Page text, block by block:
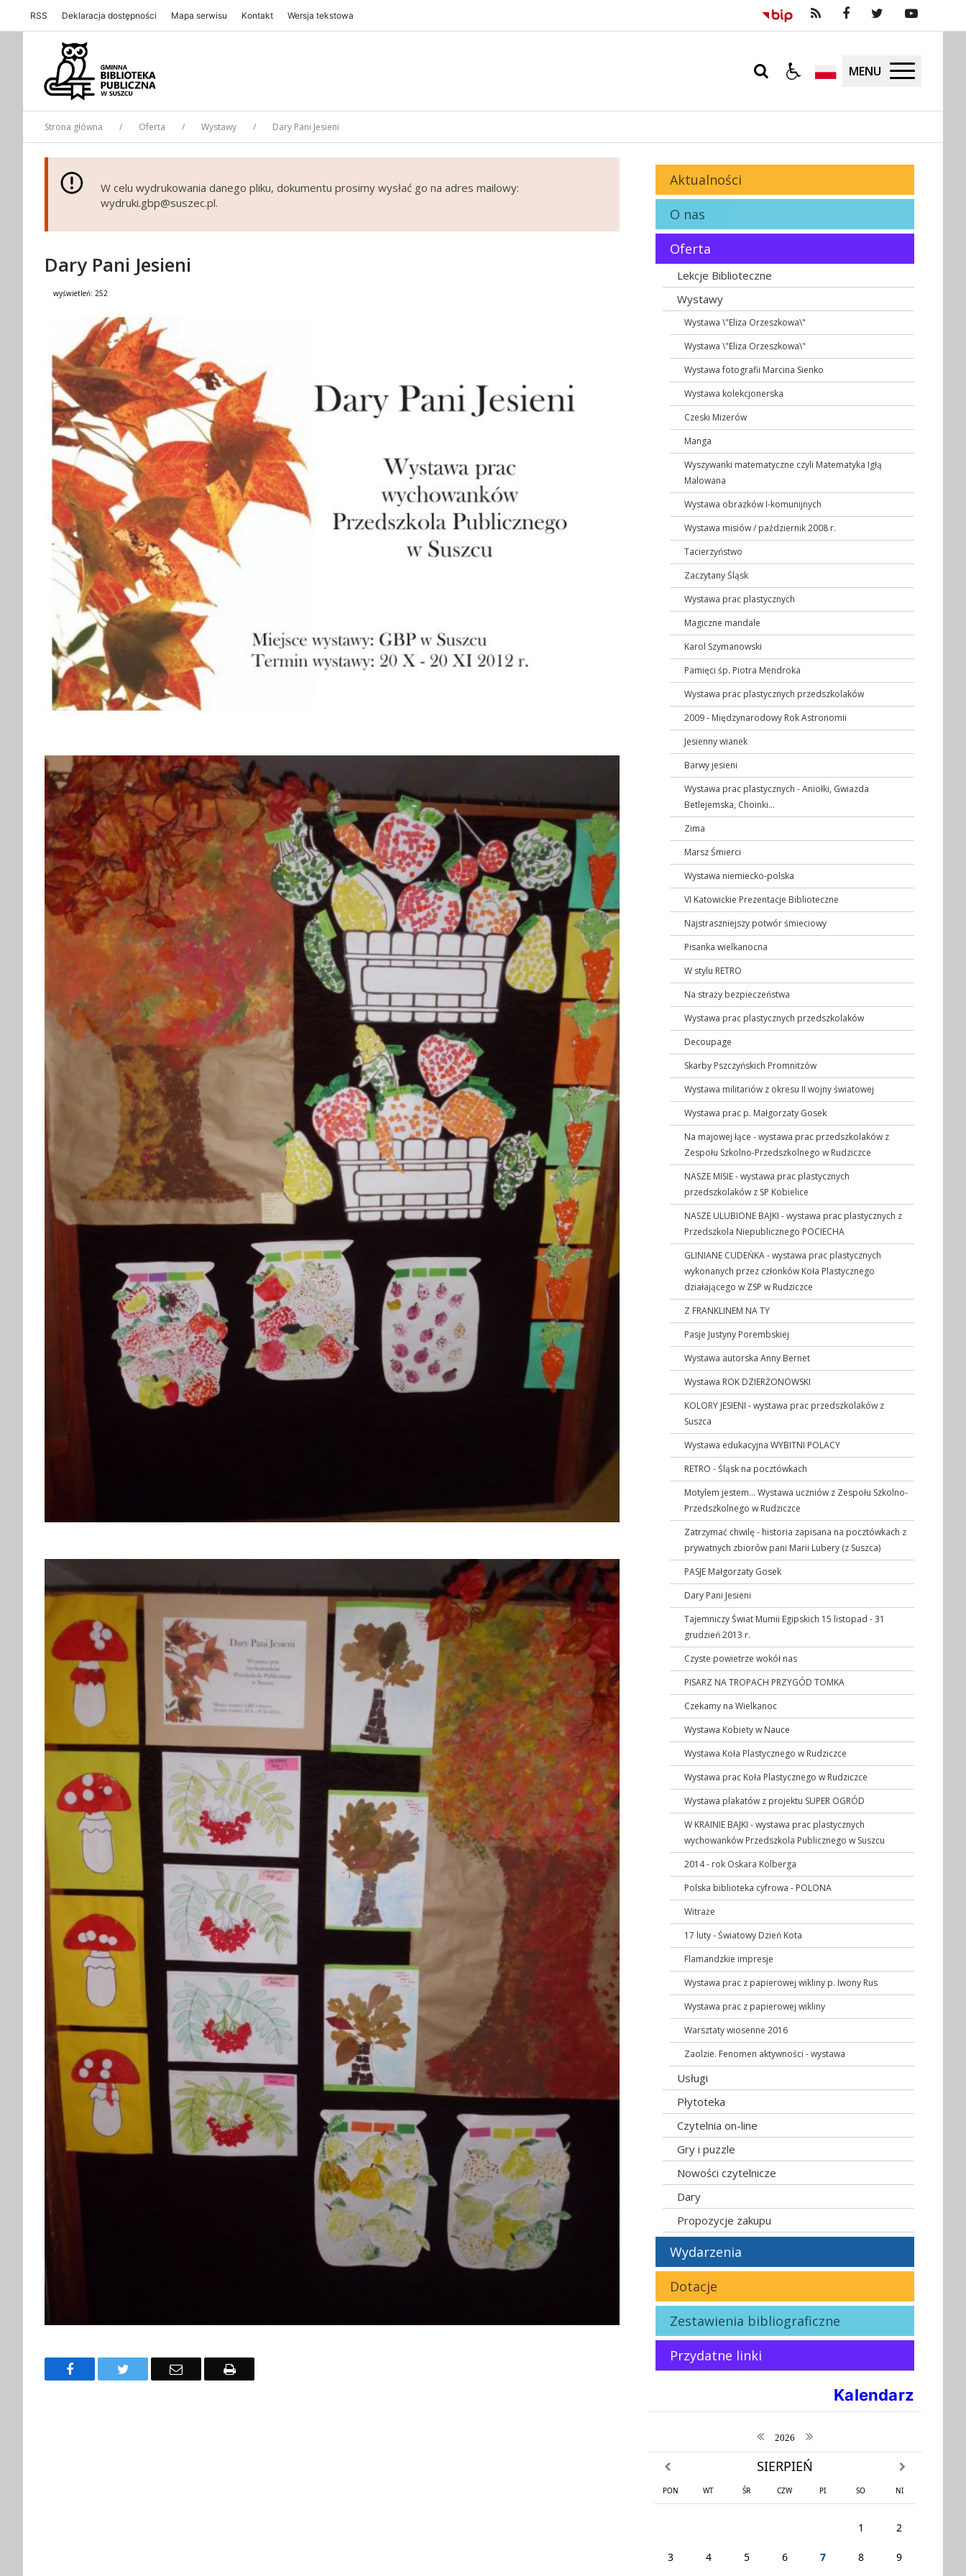
RSS Deklaracja dostępności Mapa serwisu Kontakt Wersja tekstowa
MENU
Strona główna Oferta Wystawy Dary Pani Jesieni
W celu wydrukowania danego pliku, dokumentu prosimy wysłać go na adres mailowy:
wydruki.gbp@suszec.pl.
Dary Pani Jesieni
wyświetleń: 252
FacebookTwitter Email Drukuj
Aktualności
O nas
Oferta
Lekcje Biblioteczne
Wystawy
Wystawa \"Eliza Orzeszkowa\"
Wystawa \"Eliza Orzeszkowa\"
Wystawa fotografii Marcina Sienko
Wystawa kolekcjonerska
Czeski Mizerów
Manga
Wyszywanki matematyczne czyli Matematyka Igłą
Malowana
Wystawa obrazków I-komunijnych
Wystawa misiów / październik 2008 r.
Tacierzyństwo
Zaczytany Śląsk
Wystawa prac plastycznych
Magiczne mandale
Karol Szymanowski
Pamięci śp. Piotra Mendroka
Wystawa prac plastycznych przedszkolaków
2009 - Międzynarodowy Rok Astronomii
Jesienny wianek
Barwy jesieni
Wystawa prac plastycznych - Aniołki, Gwiazda
Betlejemska, Choinki...
Zima
Marsz Śmierci
Wystawa niemiecko-polska
VI Katowickie Prezentacje Biblioteczne
Najstraszniejszy potwór śmieciowy
Pisanka wielkanocna
W stylu RETRO
Na straży bezpieczeństwa
Wystawa prac plastycznych przedszkolaków
Decoupage
Skarby Pszczyńskich Promnitzów
Wystawa militariów z okresu II wojny światowej
Wystawa prac p. Małgorzaty Gosek
Na majowej łące - wystawa prac przedszkolaków z
Zespołu Szkolno-Przedszkolnego w Rudziczce
NASZE MISIE - wystawa prac plastycznych
przedszkolaków z SP Kobielice
NASZE ULUBIONE BAJKI - wystawa prac plastycznych z
Przedszkola Niepublicznego POCIECHA
GLINIANE CUDEŃKA - wystawa prac plastycznych
wykonanych przez członków Koła Plastycznego
działającego w ZSP w Rudziczce
Z FRANKLINEM NA TY
Pasje Justyny Porembskiej
Wystawa autorska Anny Bernet
Wystawa ROK DZIERŻONOWSKI
KOLORY JESIENI - wystawa prac przedszkolaków z
Suszca
Wystawa edukacyjna WYBITNI POLACY
RETRO - Śląsk na pocztówkach
Motylem jestem... Wystawa uczniów z Zespołu Szkolno-
Przedszkolnego w Rudziczce
Zatrzymać chwilę - historia zapisana na pocztówkach z
prywatnych zbiorów pani Marii Lubery (z Suszca)
PASJE Małgorzaty Gosek
Dary Pani Jesieni
Tajemniczy Świat Mumii Egipskich 15 listopad - 31
grudzień 2013 r.
Czyste powietrze wokół nas
PISARZ NA TROPACH PRZYGÓD TOMKA
Czekamy na Wielkanoc
Wystawa Kobiety w Nauce
Wystawa Koła Plastycznego w Rudziczce
Wystawa prac Koła Plastycznego w Rudziczce
Wystawa plakatów z projektu SUPER OGRÓD
W KRAINIE BAJKI - wystawa prac plastycznych
wychowanków Przedszkola Publicznego w Suszcu
2014 - rok Oskara Kolberga
Polska biblioteka cyfrowa - POLONA
Witraże
17 luty - Światowy Dzień Kota
Flamandzkie impresje
Wystawa prac z papierowej wikliny p. Iwony Rus
Wystawa prac z papierowej wikliny
Warsztaty wiosenne 2016
Zaolzie. Fenomen aktywności - wystawa
Usługi
Płytoteka
Czytelnia on-line
Gry i puzzle
Nowości czytelnicze
Dary
Propozycje zakupu
Wydarzenia
Dotacje
Zestawienia bibliograficzne
Przydatne linki
Kalendarz
poprzedni rok
2026 następny rok
poprzedni miesiąc SIERPIEŃ następny miesiąc
PON WT ŚR CZW PI SO NI
1 2
3 4 5 6 7 8 9